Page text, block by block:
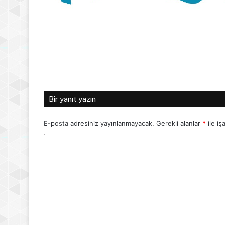
Bir yanıt yazın
E-posta adresiniz yayınlanmayacak. Gerekli alanlar * ile